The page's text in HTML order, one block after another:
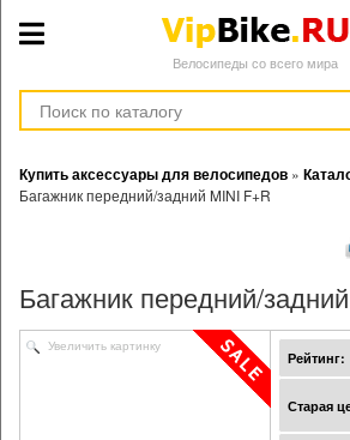
Велосипеды со всего мира
Купить аксессуары для велосипедов »
Багажник передний/задний MINI F+R
Багажник передний/
Увеличить картинку
Рейтинг:
Старая